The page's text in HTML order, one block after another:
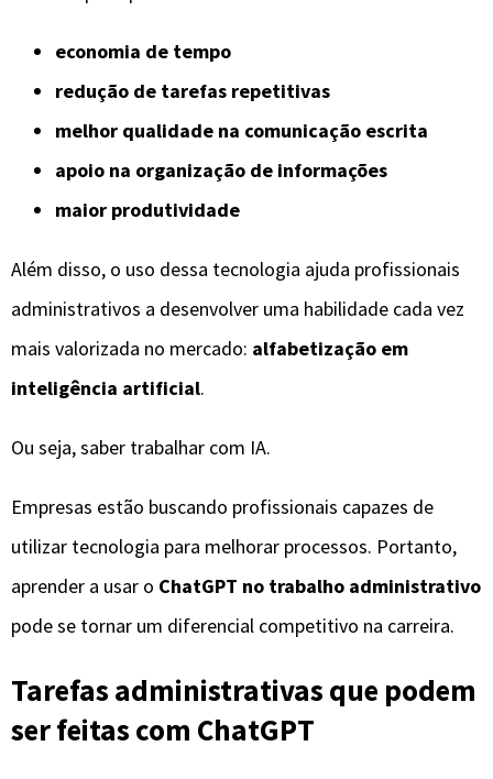
economia de tempo
redução de tarefas repetitivas
melhor qualidade na comunicação escrita
apoio na organização de informações
maior produtividade
Além disso, o uso dessa tecnologia ajuda profissionais
administrativos a desenvolver uma habilidade cada vez
mais valorizada no mercado: alfabetização em
inteligência artificial.
Ou seja, saber trabalhar com IA.
Empresas estão buscando profissionais capazes de
utilizar tecnologia para melhorar processos. Portanto,
aprender a usar o ChatGPT no trabalho administrativo
pode se tornar um diferencial competitivo na carreira.
Tarefas administrativas que podem
ser feitas com ChatGPT